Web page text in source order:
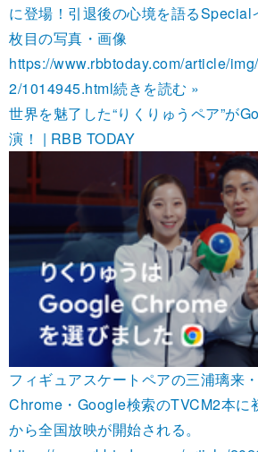
に登場！引退後の心境を語るSpecial
枚目の写真・画像
https://www.rbbtoday.com/article/
2/1014945.html続きを読む »
世界を魅了した“りくりゅうペア”が
演！ | RBB TODAY
フィギュアスケートペアの三浦璃来
Chrome・Google検索のTVCM2本に
から全国放映が開始される。